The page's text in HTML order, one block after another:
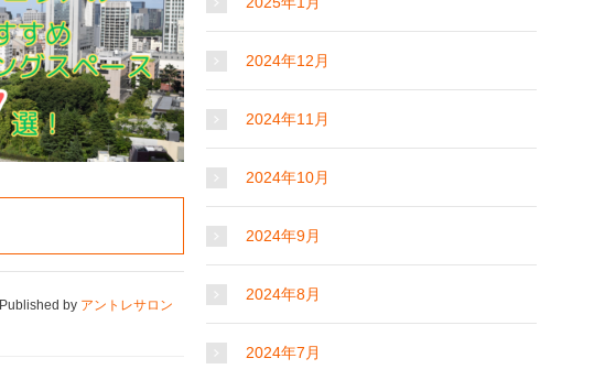
Published by アントレサロン
2024年12月
2024年11月
2024年10月
2024年9月
2024年8月
2024年7月